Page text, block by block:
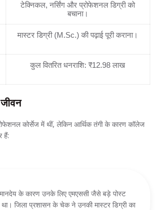
टेक्निकल, नर्सिंग और प्रोफेशनल डिग्री को
बचाना।
मास्टर डिग्री (M.Sc.) की पढ़ाई पूरी कराना।
कुल वितरित धनराशि: ₹12.98 लाख
कोर्सेज में थीं, लेकिन आर्थिक तंगी के कारण कॉलेज
हैं:
मानदेय के कारण उनके लिए एमएससी जैसे बड़े पोस्ट
था। जिला प्रशासन के चेक ने उनकी मास्टर डिग्री का